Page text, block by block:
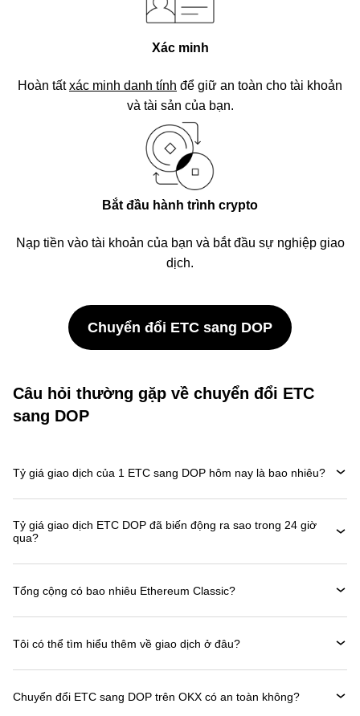
Xác minh
Hoàn tấtxác minh danh tính để giữ an toàn cho tài khoản
và tài sản của bạn.
Bắt đầu hành trình crypto
Nạp tiền vào tài khoản của bạn và bắt đầu sự nghiệp giao
dịch.
Chuyển đổi ETC sang DOP
Câu hỏi thường gặp về chuyển đổi ETC
sang DOP
Tỷ giá giao dịch của 1 ETC sang DOP hôm nay là bao nhiêu?
Tỷ giá giao dịch ETC DOP đã biến động ra sao trong 24 giờ
qua?
Tổng cộng có bao nhiêu Ethereum Classic?
Tôi có thể tìm hiểu thêm về giao dịch ở đâu?
Chuyển đổi ETC sang DOP trên OKX có an toàn không?